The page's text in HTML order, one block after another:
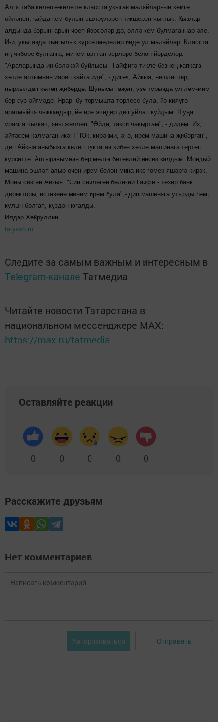
Алга таба көлешә-көлешә класста укыган малайларның кемгә
өйләнеп, кайда кем булып эшләүләрен тикшереп чыктык. Кызлар
алдында борыннарын чөеп йөрсәләр дә, әллә кем булмаганнар әле.
И-и, укыганда тыңгылык күрсәтмәделәр инде ул малайлар. Класста
иң чибәре булганга, минем арттан өерләре белән йөрделәр.
"Араларында иң бәләкәй буйлысы - Гайфигә тикле безнең капкага
хәтле артымнан ияреп кайта иде", - дигәч, Айкыя, нишләптер,
пырхылдап көлеп җибәрде. Шунысы гаҗәп, үзе турында ул ләм-мим
бер сүз әйтмәде. Ярар, бу тормышта төрлесе була, йә кияүгә
яратмыйча чыккандыр, йә ире эчәдер дип уйлап куйдым. Шуңа
урамга чыккач, аны жәлләп: "Әйдә, такси чакыртам", - дидем. Их,
әйтәсем калмаган икән! "Юк, кирәкми, әнә, ирем машина җибәргән", -
дип Айкыя яныбызга килеп туктаган кибән хәтле машинага төртеп
күрсәтте. Аптыравымнан бер мәлгә бөтенләй өнсез калдым. Мондый
машина эшләп алыр өчен ирем белән миңа ике гомер яшәргә кирәк.
Моны сизгән Айкыя: "Син сөйләгән бәләкәй Гайфи - хәзер банк
директоры, өстәвенә минем ирем була",- дип машинага утырды һәм,
кулын болгап, күздән югалды.
Илдар Хәйруллин
tatyash.ru
Следите за самым важным и интересным в
Telegram-канале Татмедиа
Читайте новости Татарстана в
национальном мессенджере MАХ:
https://max.ru/tatmedia
Оставляйте реакции
0 0 0 0 0
Расскажите друзьям
Нет комментариев
Авторизоваться Отправить